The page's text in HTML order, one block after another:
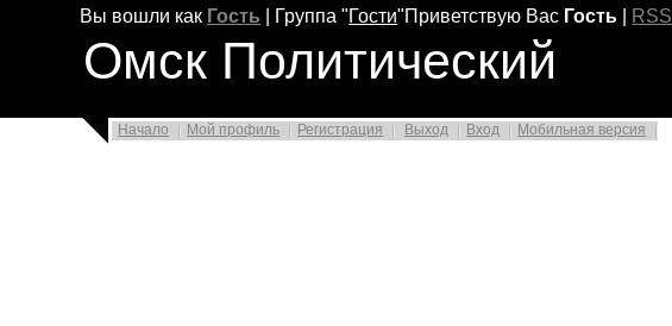
Вы вошли как Гость Группа "Гости"Приветствую Вас Гость RSS
Омск Политический
Начало Мой профиль Регистрация Выход Вход Мобильная версия